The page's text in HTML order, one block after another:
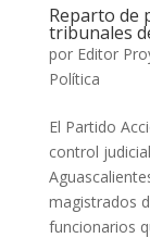
Reparto de
tribunales
por Editor
Política
El Partido
control
magistrados
funcionarios